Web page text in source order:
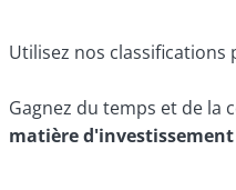
Utilisez nos
Gagnez du temps et de la
matière